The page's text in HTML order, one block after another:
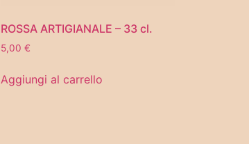
ROSSA ARTIGIANALE – 33 cl.
5,00€
Aggiungi al carrello